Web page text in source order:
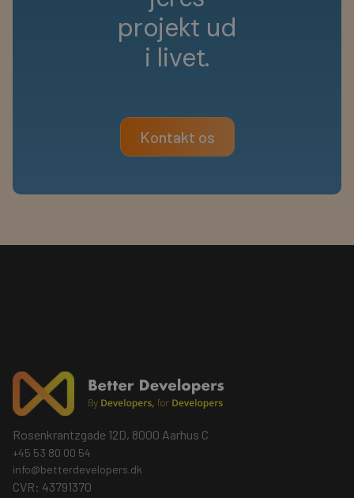
projekt ud
i livet.
Kontakt os
Rosenkrantzgade 12D, 8000 Aarhus C
+45 53 80 00 54
info@betterdevelopers.dk
CVR: 43791370